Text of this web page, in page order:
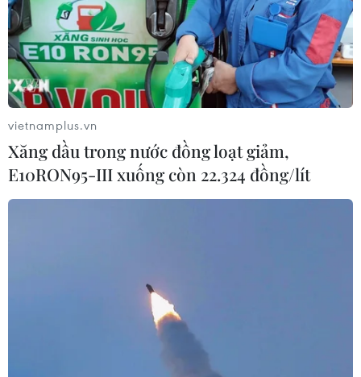
vietnamplus.vn
Xăng dầu trong nước đồng loạt giảm,
E10RON95-III xuống còn 22.324 đồng/lít